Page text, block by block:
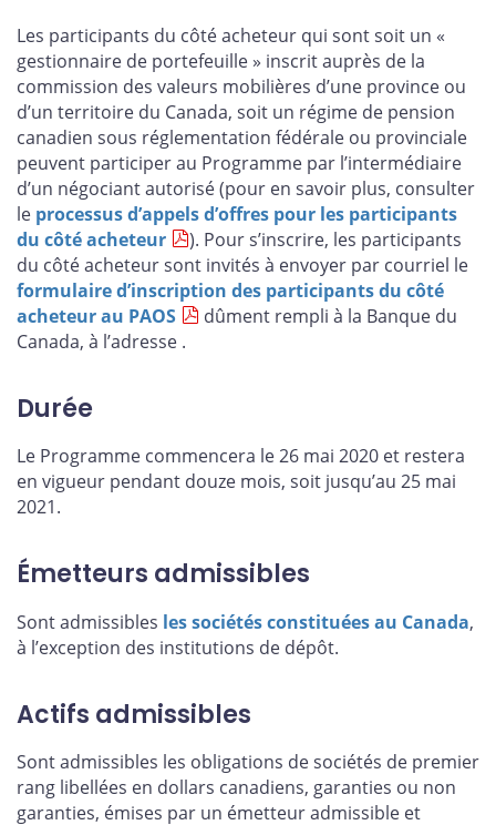
Les participants du côté acheteur qui sont soit un «
gestionnaire de portefeuille » inscrit auprès de la
commission des valeurs mobilières d’une province ou
d’un territoire du Canada, soit un régime de pension
canadien sous réglementation fédérale ou provinciale
peuvent participer au Programme par l’intermédiaire
d’un négociant autorisé (pour en savoir plus, consulter
le processus d’appels d’offres pour les participants
du côté acheteur
). Pour s’inscrire, les participants
du côté acheteur sont invités à envoyer par courriel le
formulaire d’inscription des participants du côté
acheteur au PAOS
dûment rempli à la Banque du
Canada, à l’adresse .
Durée
Le Programme commencera le 26 mai 2020 et restera
en vigueur pendant douze mois, soit jusqu’au 25 mai
2021.
Émetteurs admissibles
Sont admissibles les sociétés constituées au Canada,
à l’exception des institutions de dépôt.
Actifs admissibles
Sont admissibles les obligations de sociétés de premier
rang libellées en dollars canadiens, garanties ou non
garanties, émises par un émetteur admissible et